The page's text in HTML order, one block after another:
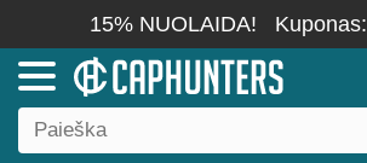
15% NUOLAIDA! Kuponas: